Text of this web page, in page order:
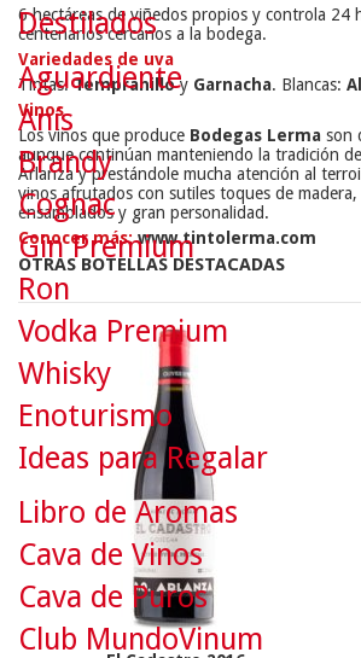
6 hectáreas de viñedos propios y controla 24
centenarios cercanos a la bodega.
Variedades de uva
Tintas:Tempranilloy Garnacha. Blancas:
Vinos
Los vinos que produce Bodegas Lerma son
aunque continúan manteniendo la tradición
Arlanza y prestándole mucha atención al
vinos afrutados con sutiles toques de
ensamblados y gran personalidad.
Conocer más: www.tintolerma.com
OTRAS BOTELLAS DESTACADAS
Destilados
Aguardiente
Anís
Brandy
Cognac
Gin Premium
Ron
Vodka Premium
Whisky
Enoturismo
Ideas para Regalar
Libro de Aromas
Cava de Vinos
Cava de Puros
Club MundoVinum